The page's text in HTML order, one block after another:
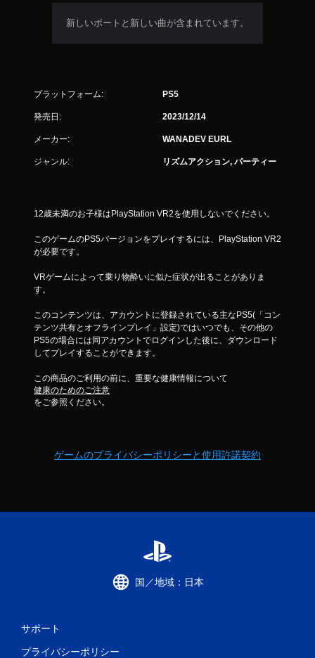
新しいボートと新しい曲が含まれています。
プラットフォーム: PS5
発売日: 2023/12/14
メーカー: WANADEV EURL
ジャンル: リズムアクション, パーティー
12歳未満のお子様はPlayStation VR2を使用しないでください。
このゲームのPS5バージョンをプレイするには、PlayStation VR2
が必要です。
VRゲームによって乗り物酔いに似た症状が出ることがありま
す。
このコンテンツは、アカウントに登録されている主なPS5(「コン
テンツ共有とオフラインプレイ」設定)ではいつでも、その他の
PS5の場合には同アカウントでログインした後に、ダウンロード
してプレイすることができます。
この商品のご利用の前に、重要な健康情報について
健康のためのご注意
をご参照ください。
ゲームのプライバシーポリシーと使用許諾契約
国／地域：日本
サポート
プライバシーポリシー